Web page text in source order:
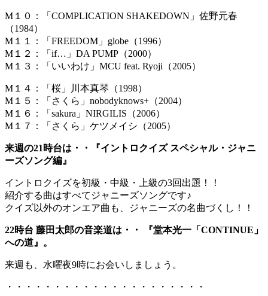
M１０：「COMPLICATION SHAKEDOWN」佐野元春
（1984）
M１１：「FREEDOM」globe（1996）
M１２：「if…」DA PUMP（2000）
M１３：「いいわけ」MCU feat. Ryoji（2005）
M１４：「桜」川本真琴（1998）
M１５：「さくら」nobodyknows+（2004）
M１６：「sakura」NIRGILIS（2006）
M１７：「さくら」ケツメイシ（2005）
来週の21時台は・・『イントロクイズ スペシャル・ジャニ
ーズソング編』
イントロクイズを初級・中級・上級の3回出題！！
紹介する曲はすべてジャニーズソングです♪
クイズ以外のオンエア曲も、ジャニーズの名曲づくし！！
22時台 藤田太郎の音楽道は・・ 『堂本光一「CONTINUE」
への道』。
来週も、水曜夜9時にお会いしましょう。
・・・・・・・・・・・・・・・・・・・・・